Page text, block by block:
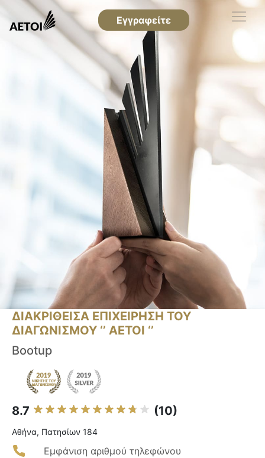
Εγγραφείτε
ΔΙΑΚΡΙΘΕΙΣΑ ΕΠΙΧΕΙΡΗΣΗ ΤΟΥ
ΔΙΑΓΩΝΙΣΜΟΥ ‘’ ΑΕΤΟΙ ‘’
Bootup
8.7 (10)
Αθήνα, Πατησίων 184
Εμφάνιση αριθμού τηλεφώνου